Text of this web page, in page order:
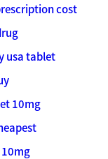
cost
usa tablet
10mg